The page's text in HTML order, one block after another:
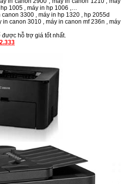
1005 , máy in hp 1006 ,…
3300 , máy in hp 1320 , hp 2055d
canon 3010 , máy in canon mf 236n , máy
hỗ trợ giá tốt nhất.